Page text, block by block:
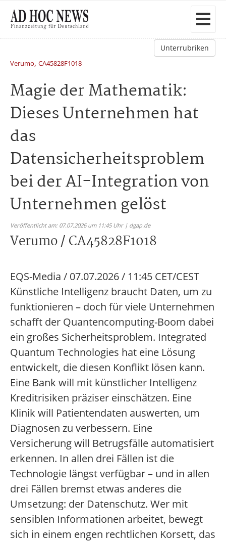
Unterrubriken
Verumo, CA45828F1018
Magie der Mathematik:
Dieses Unternehmen hat
das
Datensicherheitsproblem
bei der AI-Integration von
Unternehmen gelöst
Veröffentlicht am: 07.07.2026 um 11:45 Uhr | dgap.de
Verumo / CA45828F1018
EQS-Media / 07.07.2026 / 11:45 CET/CEST
Künstliche Intelligenz braucht Daten, um zu
funktionieren – doch für viele Unternehmen
schafft der Quantencomputing-Boom dabei
ein großes Sicherheitsproblem. Integrated
Quantum Technologies hat eine Lösung
entwickelt, die diesen Konflikt lösen kann.
Eine Bank will mit künstlicher Intelligenz
Kreditrisiken präziser einschätzen. Eine
Klinik will Patientendaten auswerten, um
Diagnosen zu verbessern. Eine
Versicherung will Betrugsfälle automatisiert
erkennen. In allen drei Fällen ist die
Technologie längst verfügbar – und in allen
drei Fällen bremst etwas anderes die
Umsetzung: der Datenschutz. Wer mit
sensiblen Informationen arbeitet, bewegt
sich in einem engen rechtlichen Korsett, das